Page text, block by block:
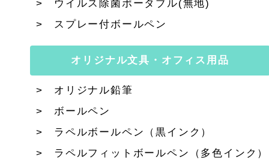
ウイルス除菌ポータブル(無地)
スプレー付ボールペン
オリジナル文具・オフィス用品
オリジナル鉛筆
ボールペン
ラペルボールペン（黒インク）
ラペルフィットボールペン（多色インク）